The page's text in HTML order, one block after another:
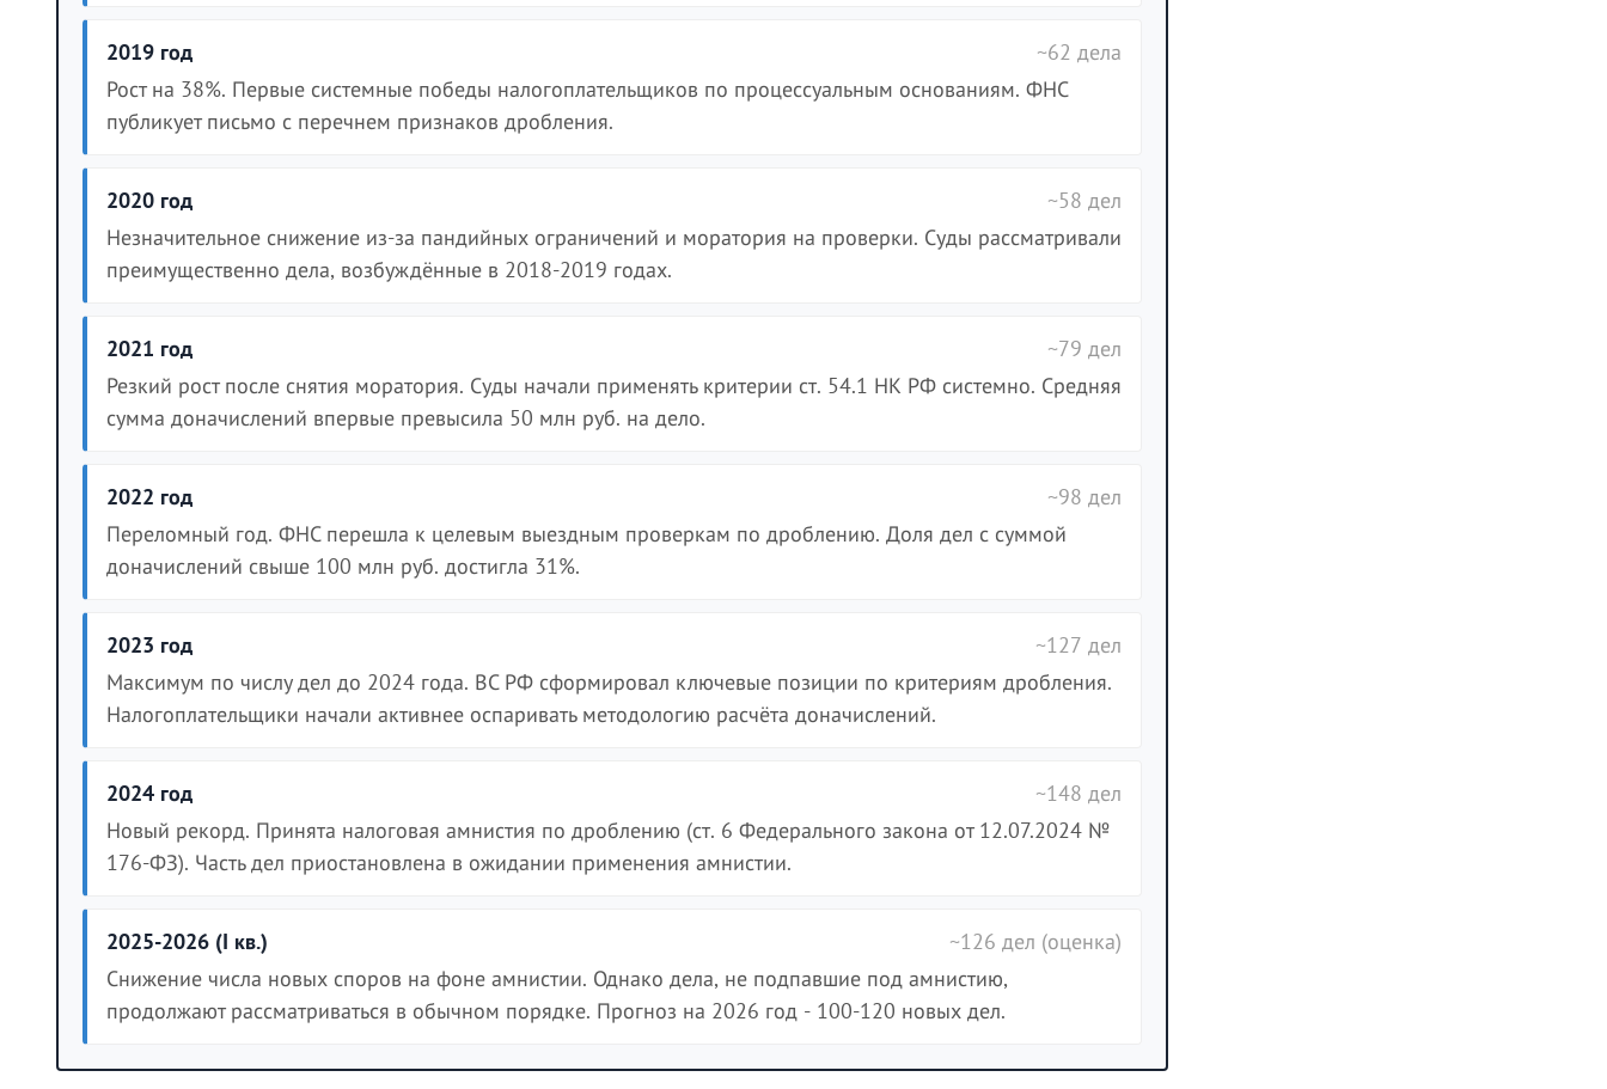
2019 год
~62 дела
Рост на 38%. Первые системные победы налогоплательщиков по процессуальным основаниям. ФНС
публикует письмо с перечнем признаков дробления.
2020 год
~58 дел
Незначительное снижение из-за пандийных ограничений и моратория на проверки. Суды рассматривали
преимущественно дела, возбуждённые в 2018-2019 годах.
2021 год
~79 дел
Резкий рост после снятия моратория. Суды начали применять критерии ст. 54.1 НК РФ системно. Средняя
сумма доначислений впервые превысила 50 млн руб. на дело.
2022 год
~98 дел
Переломный год. ФНС перешла к целевым выездным проверкам по дроблению. Доля дел с суммой
доначислений свыше 100 млн руб. достигла 31%.
2023 год
~127 дел
Максимум по числу дел до 2024 года. ВС РФ сформировал ключевые позиции по критериям дробления.
Налогоплательщики начали активнее оспаривать методологию расчёта доначислений.
2024 год
~148 дел
Новый рекорд. Принята налоговая амнистия по дроблению (ст. 6 Федерального закона от 12.07.2024 №
176-ФЗ). Часть дел приостановлена в ожидании применения амнистии.
2025-2026 (I кв.)
~126 дел (оценка)
Снижение числа новых споров на фоне амнистии. Однако дела, не подпавшие под амнистию,
продолжают рассматриваться в обычном порядке. Прогноз на 2026 год - 100-120 новых дел.